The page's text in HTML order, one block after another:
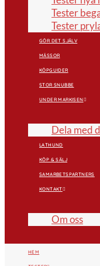
Tester
Tester
GÖR DET SJÄLV
MÄSSOR
KÖPGUIDER
STOR SNUBBE
UNDER MARKISEN
Dela med
LATHUND
KÖP & SÄLJ
SAMARBETSPARTNERS
KONTAKT
Om oss
HEM